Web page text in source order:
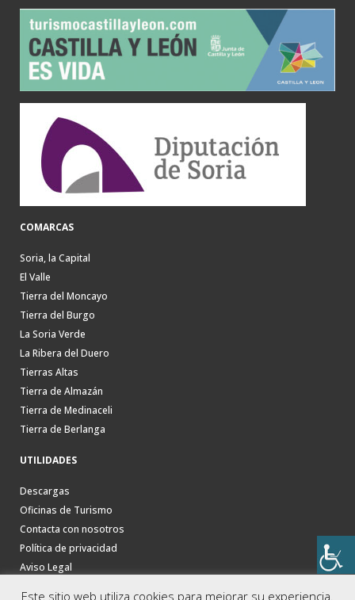
COMARCAS
Soria, la Capital
El Valle
Tierra del Moncayo
Tierra del Burgo
La Soria Verde
La Ribera del Duero
Tierras Altas
Tierra de Almazán
Tierra de Medinaceli
Tierra de Berlanga
UTILIDADES
Descargas
Oficinas de Turismo
Contacta con nosotros
Política de privacidad
Aviso Legal
Este sitio web utiliza cookies para mejorar su experiencia.